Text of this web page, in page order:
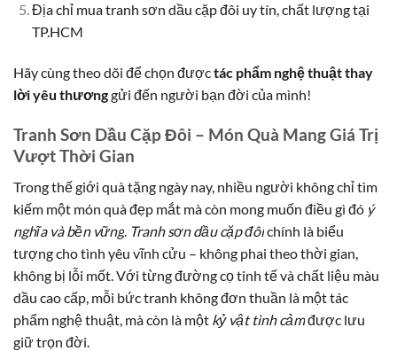
Địa chỉ mua tranh sơn dầu cặp đôi uy tín, chất lượng tại
TP.HCM
Hãy cùng theo dõi để chọn đượctác phẩm nghệ thuật thay
lời yêu thươnggửi đến người bạn đời của mình!
Tranh Sơn Dầu Cặp Đôi – Món Quà Mang Giá Trị
Vượt Thời Gian
Trong thế giới quà tặng ngày nay, nhiều người không chỉ tìm
kiếm một món quà đẹp mắt mà còn mong muốn điều gì đó ý
nghĩa và bền vững Tranh sơn dầu cặp đôichính là biểu
tượng cho tình yêu vĩnh cửu – không phai theo thời gian,
không bị lỗi mốt. Với từng đường cọ tinh tế và chất liệu màu
dầu cao cấp, mỗi bức tranh không đơn thuần là một tác
phẩm nghệ thuật, mà còn là một kỷ vật tình cảmđược lưu
giữ trọn đời.